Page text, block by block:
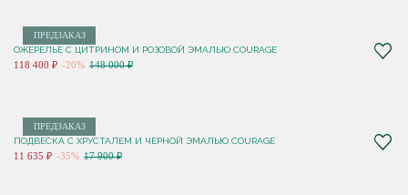
ПРЕДЗАКАЗ
ОЖЕРЕЛЬЕ С ЦИТРИНОМ И РОЗОВОЙ ЭМАЛЬЮ COURAGE
118 400 ₽ -20% 148 000 ₽
ПРЕДЗАКАЗ
ПОДВЕСКА С ХРУСТАЛЕМ И ЧЕРНОЙ ЭМАЛЬЮ COURAGE
11 635 ₽ -35% 17 900 ₽